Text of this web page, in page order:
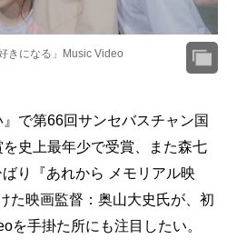
きになる」Music Video
で第66回サンセバスチャン国
史上最年少で受賞、また森七
り『あれから メモリアル映
た映画監督：奥山大史氏が、初
を手掛た所にも注目したい。